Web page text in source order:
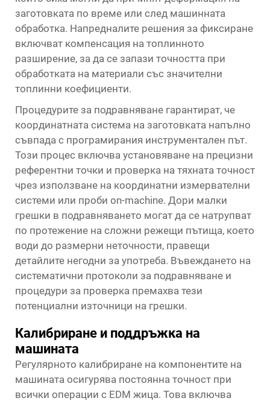
заготовката по време или след машинната
обработка. Напредналите решения за фиксиране
включват компенсация на топлинното
разширение, за да се запази точността при
обработката на материали със значителни
топлинни коефициенти.
Процедурите за подравняване гарантират, че
координатната система на заготовката напълно
съвпада с програмирания инструментален път.
Този процес включва установяване на прецизни
референтни точки и проверка на тяхната точност
чрез използване на координатни измервателни
системи или проби on-machine. Дори малки
грешки в подравняването могат да се натрупват
по протежение на сложни режещи пътища, което
води до размерни неточности, правещи
детайлите негодни за употреба. Въвеждането на
систематични протоколи за подравняване и
процедури за проверка премахва тези
потенциални източници на грешки.
Калибриране и поддръжка на
машината
Регулярното калибриране на компонентите на
машината осигурява постоянна точност при
всички операции с EDM жица. Това включва